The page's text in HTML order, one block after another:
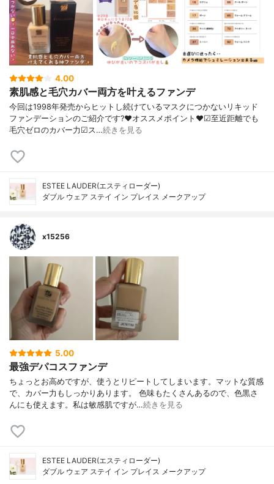
4.00
素肌感と毛穴カバー両方を叶えるファンデ
今回は1998年発売からヒットし続けているマスクにつかないリキッド
ファンデーションのご紹介です?❤︎オススメポイント❤︎☑︎至近距離でも
毛穴ゼロのカバー力☑︎ス…続きを見る
ESTEE LAUDER(エスティローダー)
ダブル ウェア ステイ イン プレイス メークアップ
x15256
5.00
最強デパコスファンデ
ちょっとお高めですが、使うとリピートしてしまいます。マットな質感
で、カバー力もしっかりあります。 色味もたくさんあるので、色黒さ
んにも使えます。私は敏感肌ですが…続きを見る
ESTEE LAUDER(エスティローダー)
ダブル ウェア ステイ イン プレイス メークアップ